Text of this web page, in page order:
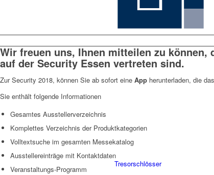
Tresorschlösser
Wir freuen uns, Ihnen mitteilen zu können,
auf der Security Essen vertreten sind.
Zur Security 2018, können Sie ab sofort eine App herunterladen, die
Sie enthält folgende Informationen
Gesamtes Ausstellerverzeichnis
Komplettes Verzeichnis der Produktkategorien
Volltextsuche im gesamten Messekatalog
Ausstellereinträge mit Kontaktdaten
Veranstaltungs-Programm